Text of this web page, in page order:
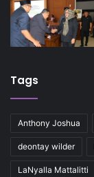
Tags
Anthony Joshua
deontay wilder
LaNyalla Mattalitti